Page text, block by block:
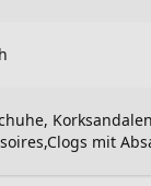
mit